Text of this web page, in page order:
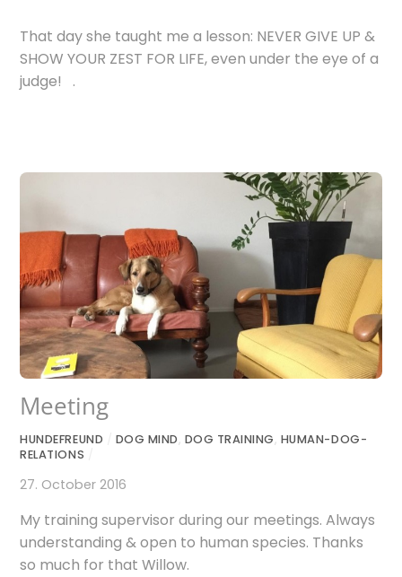
That day she taught me a lesson: NEVER GIVE UP &
SHOW YOUR ZEST FOR LIFE, even under the eye of a
judge! .
Meeting
HUNDEFREUND DOG MIND, DOG TRAINING, HUMAN-DOG-
RELATIONS
27. October 2016
My training supervisor during our meetings. Always
understanding & open to human species. Thanks
so much for that Willow.